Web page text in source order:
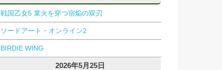
戦国乙女5 業火を穿つ宿焔の双刃
ソードアート・オンライン2
BIRDIE WING
2026年5月25日